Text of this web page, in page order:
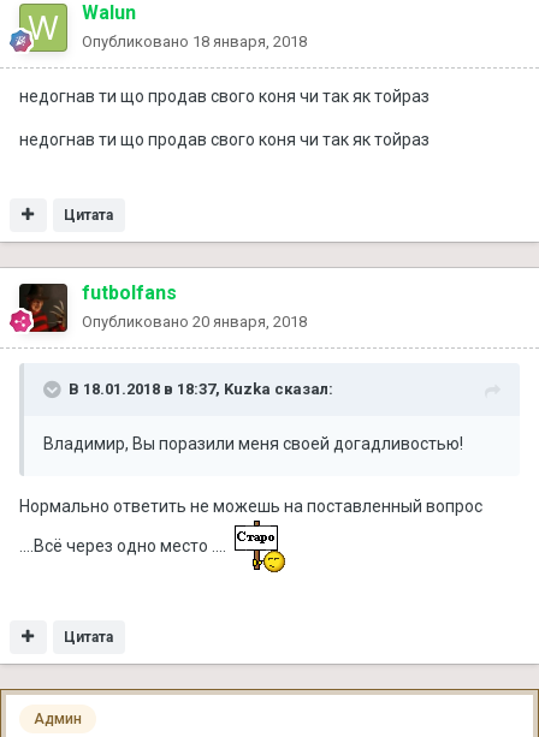
Walun
Опубликовано 18 января, 2018
недогнав ти що продав свого коня чи так як тойраз
недогнав ти що продав свого коня чи так як тойраз
Цитата
futbolfans
Опубликовано 20 января, 2018
В 18.01.2018 в 18:37, Kuzka сказал:
Владимир, Вы поразили меня своей догадливостью!
Нормально ответить не можешь на поставленный вопрос
....Всё через одно место ....
Цитата
Админ